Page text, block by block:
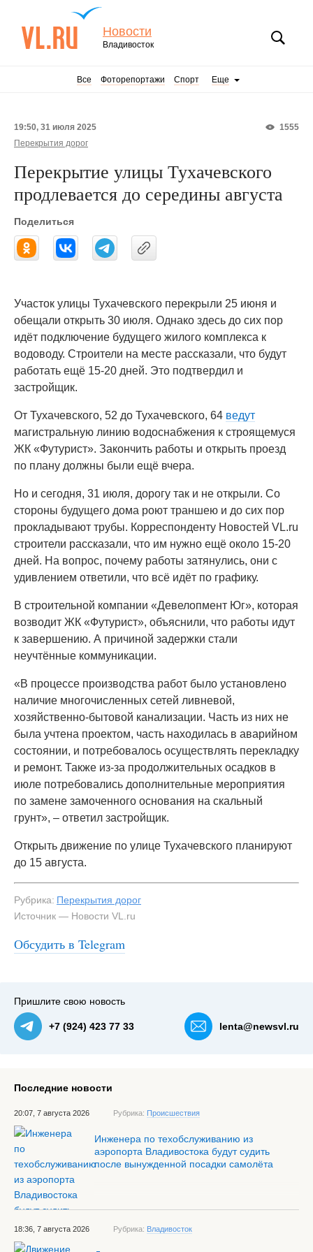
Новости
Владивосток
Все Фоторепортажи Спорт Еще
1555
19:50, 31 июля 2025
Перекрытия дорог
Перекрытие улицы Тухачевского
продлевается до середины августа
Поделиться
Участок улицы Тухачевского перекрыли 25 июня и
обещали открыть 30 июля. Однако здесь до сих пор
идёт подключение будущего жилого комплекса к
водоводу. Строители на месте рассказали, что будут
работать ещё 15-20 дней. Это подтвердил и
застройщик.
От Тухачевского, 52 до Тухачевского, 64 ведут
магистральную линию водоснабжения к строящемуся
ЖК «Футурист». Закончить работы и открыть проезд
по плану должны были ещё вчера.
Но и сегодня, 31 июля, дорогу так и не открыли. Со
стороны будущего дома роют траншею и до сих пор
прокладывают трубы. Корреспонденту Новостей VL.ru
строители рассказали, что им нужно ещё около 15-20
дней. На вопрос, почему работы затянулись, они с
удивлением ответили, что всё идёт по графику.
В строительной компании «Девелопмент Юг», которая
возводит ЖК «Футурист», объяснили, что работы идут
к завершению. А причиной задержки стали
неучтённые коммуникации.
«В процессе производства работ было установлено
наличие многочисленных сетей ливневой,
хозяйственно-бытовой канализации. Часть из них не
была учтена проектом, часть находилась в аварийном
состоянии, и потребовалось осуществлять перекладку
и ремонт. Также из-за продолжительных осадков в
июле потребовались дополнительные мероприятия
по замене замоченного основания на скальный
грунт», – ответил застройщик.
Открыть движение по улице Тухачевского планируют
до 15 августа.
Рубрика: Перекрытия дорог
Источник — Новости VL.ru
Обсудить в Telegram
#3
Пришлите свою новость
+7 (924) 423 77 33 lenta@newsvl.ru
Последние новости
20:07, 7 августа 2026 Рубрика: Происшествия
Инженера по техобслуживанию из
аэропорта Владивостока будут судить
после вынужденной посадки самолёта
18:36, 7 августа 2026 Рубрика: Владивосток